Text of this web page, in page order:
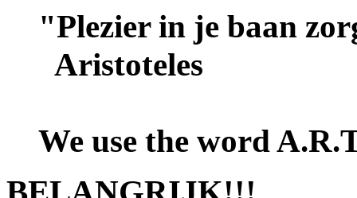
"Plezier in je baan
Aristoteles
We use the word